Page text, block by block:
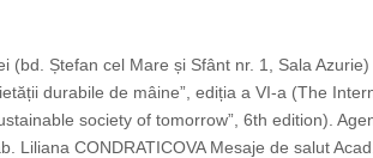
Ștefan cel Mare și Sfânt nr. 1, Sala
durabile de mâine”, ediția a VI-a (The
society of tomorrow”, 6th edition).
CONDRATICOVA Mesaje de salut